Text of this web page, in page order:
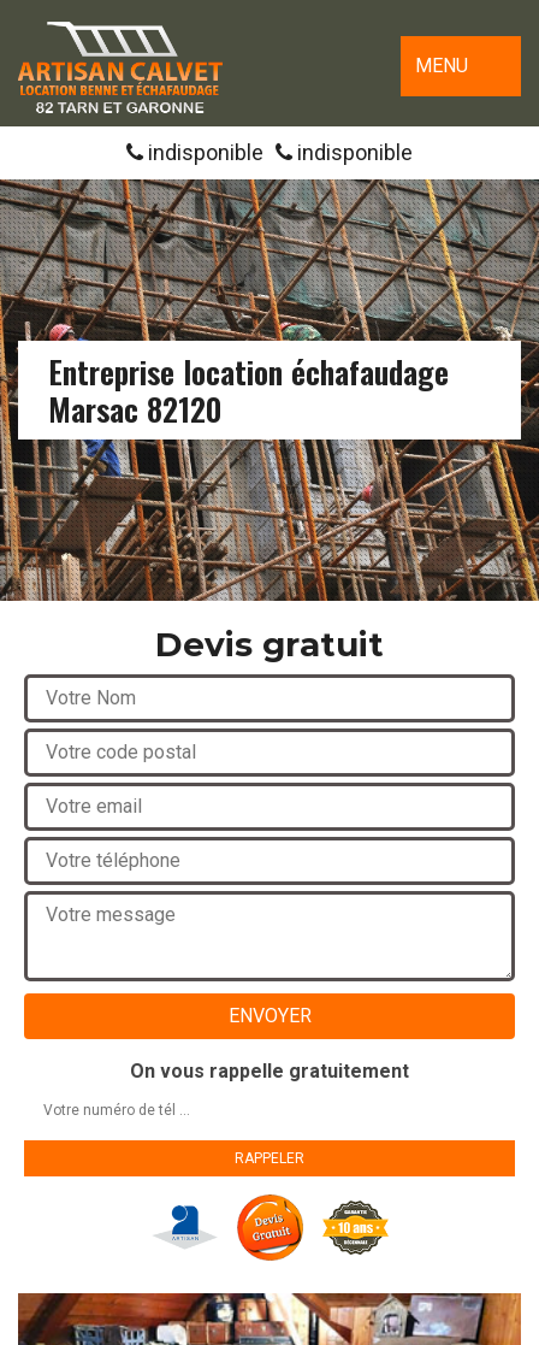
MENU
indisponible indisponible
Entreprise location échafaudage
Marsac 82120
Devis gratuit
On vous rappelle gratuitement